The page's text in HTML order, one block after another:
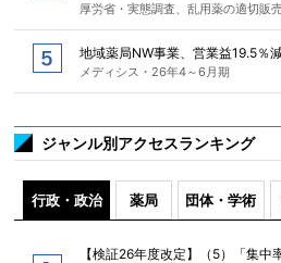
厚労省・実態調査、乱用薬の適切販
地域薬局NW事業、営業益19.5％
メディシス・26年4～6月期
ジャンル別アクセスランキング
行政・政治 薬局 団体・学術
【検証26年度改定】（5）「集中